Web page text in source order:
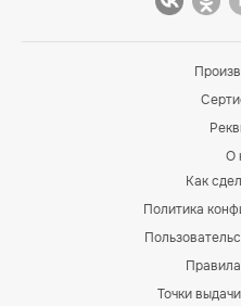
О
Как
Политика
Точки